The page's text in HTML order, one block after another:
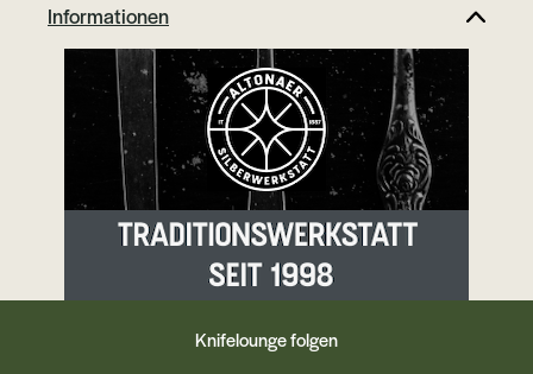
Länge von 12 cm. Zum Beispiel Victorinox
Wine Master Chris Reeve Large Sebenza
Buck 110 Außenmaße: Large: 13 cm x 6,5 cm
Medium: 12 cm x 5,5 cm Small: 11 cm x 5,3
Informationen
Knifelounge folgen